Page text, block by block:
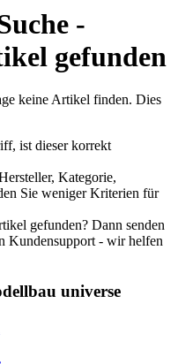
-
gefunden
keine Artikel finden. Dies
ist dieser korrekt
Kategorie,
Sie weniger Kriterien für
gefunden? Dann senden
Kundensupport - wir helfen
universe